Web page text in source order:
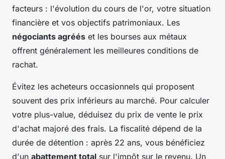
facteurs : l'évolution du cours de l'or, votre situation
financière et vos objectifs patrimoniaux. Les
négociants agréés et les bourses aux métaux
offrent généralement les meilleures conditions de
rachat.
Évitez les acheteurs occasionnels qui proposent
souvent des prix inférieurs au marché. Pour calculer
votre plus-value, déduisez du prix de vente le prix
d'achat majoré des frais. La fiscalité dépend de la
durée de détention : après 22 ans, vous bénéficiez
d'un abattement total sur l'impôt sur le revenu. Un